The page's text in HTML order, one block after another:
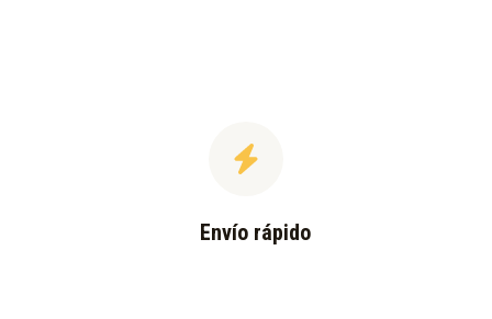
Envío rápido